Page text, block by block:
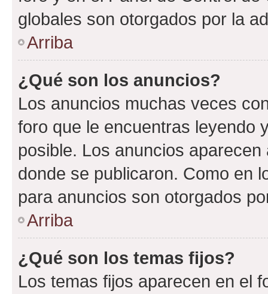
globales son otorgados por la
Arriba
¿Qué son los anuncios?
Los anuncios muchas veces
foro que le encuentras leyendo
posible. Los anuncios
donde se publicaron. Como en
para anuncios son otorgados
Arriba
¿Qué son los temas fijos?
Los temas fijos aparecen en el